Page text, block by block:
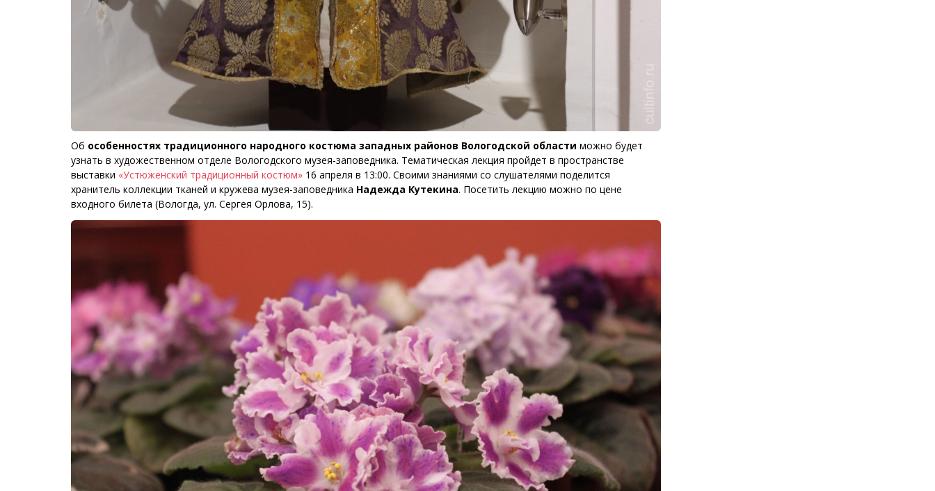
Об особенностях традиционного народного костюма западных районов Вологодской области можно будет
узнать в художественном отделе Вологодского музея-заповедника. Тематическая лекция пройдет в пространстве
выставки «Устюженский традиционный костюм» 16 апреля в 13:00. Своими знаниями со слушателями поделится
хранитель коллекции тканей и кружева музея-заповедника Надежда Кутекина. Посетить лекцию можно по цене
входного билета (Вологда, ул. Сергея Орлова, 15).